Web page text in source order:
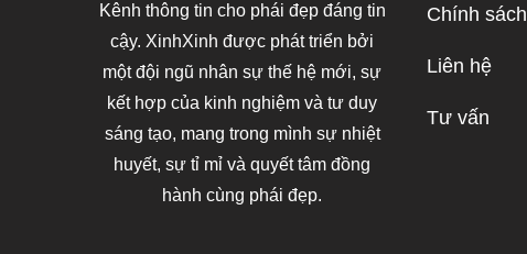
Kênh thông tin cho phái đẹp đáng tin
cậy. XinhXinh được phát triển bởi
một đội ngũ nhân sự thế hệ mới, sự
kết hợp của kinh nghiệm và tư duy
sáng tạo, mang trong mình sự nhiệt
huyết, sự tỉ mỉ và quyết tâm đồng
hành cùng phái đẹp.
Chính sách
Liên hệ
Tư vấn